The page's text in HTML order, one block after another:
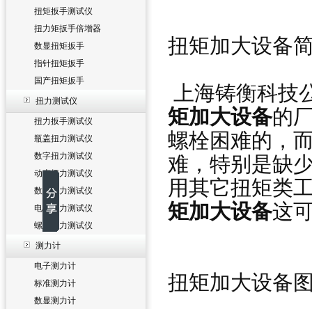
扭矩扳手测试仪
扭力矩扳手倍增器
数显扭矩扳手
指针扭矩扳手
国产扭矩扳手
扭力测试仪
扭力扳手测试仪
瓶盖扭力测试仪
数字扭力测试仪
动态扭力测试仪
数显扭力测试仪
电批扭力测试仪
螺丝扭力测试仪
测力计
电子测力计
标准测力计
数显测力计
扭矩加大设备
上海铸衡科技
矩加大设备的
螺栓困难的，
难，特别是缺
用其它扭矩类
矩加大设备这
扭矩加大设备